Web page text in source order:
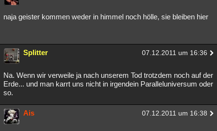
naja geister kommen weder in himmel noch hölle, sie bleiben hier
Splitter 07.12.2011 um 16:36
Na. Wenn wir verweile ja nach unserem Tod trotzdem noch auf der
Erde... und man karrt uns nicht in irgendein Paralleluniversum oder
so.
Ais 07.12.2011 um 16:38